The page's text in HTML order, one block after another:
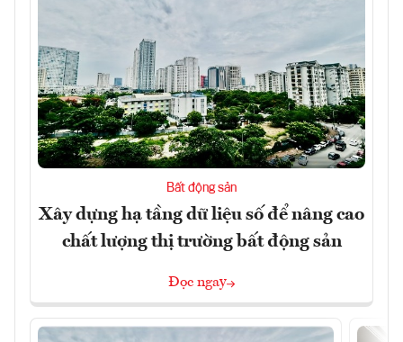
Bất động sản
Xây dựng hạ tầng dữ liệu số để nâng cao
chất lượng thị trường bất động sản
Đọc ngay